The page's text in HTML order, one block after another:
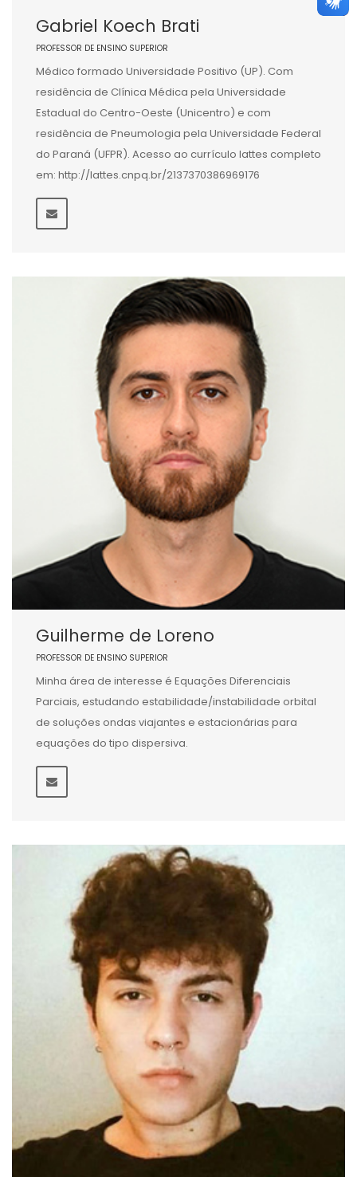
Gabriel Koech Brati
PROFESSOR DE ENSINO SUPERIOR
Médico formado Universidade Positivo (UP). Com
residência de Clínica Médica pela Universidade
Estadual do Centro-Oeste (Unicentro) e com
residência de Pneumologia pela Universidade Federal
do Paraná (UFPR). Acesso ao currículo lattes completo
em: http://lattes.cnpq.br/2137370386969176
Guilherme de Loreno
PROFESSOR DE ENSINO SUPERIOR
Minha área de interesse é Equações Diferenciais
Parciais, estudando estabilidade/instabilidade orbital
de soluções ondas viajantes e estacionárias para
equações do tipo dispersiva.